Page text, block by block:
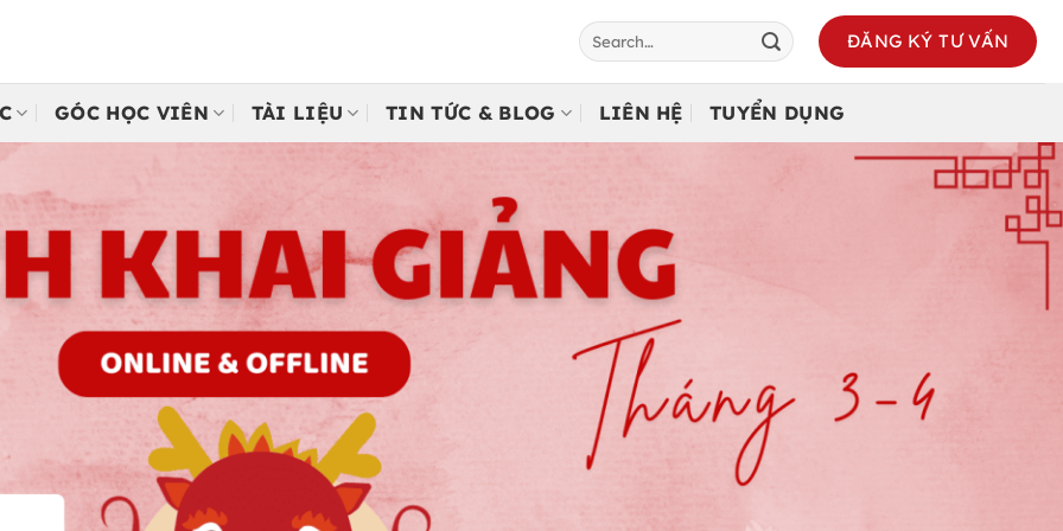
ĐĂNG KÝ TƯ VẤN
GÓC HỌC VIÊN TÀI LIỆU TIN TỨC & BLOG LIÊN HỆ TUYỂN DỤNG